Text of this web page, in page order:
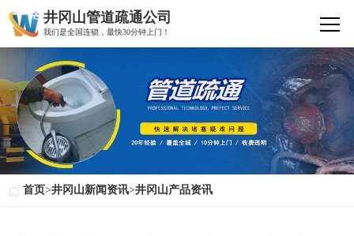
井冈山管道疏通公司
我们是全国连锁，最快30分钟上门！
首页>井冈山新闻资讯>井冈山产品资讯